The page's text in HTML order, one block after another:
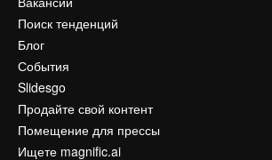
Поиск тенденций
Блог
События
Slidesgo
Продайте свой контент
Помещение для прессы
Ищете magnific.ai